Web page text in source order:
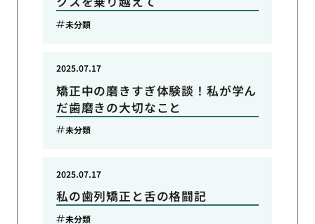
未分類
矯正中の磨きすぎ体験談！私が学ん
だ歯磨きの大切なこと
2025.07.17
未分類
私の歯列矯正と舌の格闘記
2025.07.17
未分類